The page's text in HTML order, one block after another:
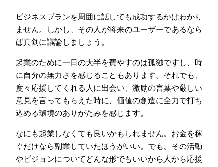
ビジネスプランを周囲に話しても成功するかはわかり
ません。しかし、その人が将来のユーザーであるなら
ば真剣に議論しましょう。
起業のために一日の大半を費やすのは孤独ですし、時
に自分の無力さを感じることもあります。それでも、
度々応援してくれる人に出会い、激励の言葉や厳しい
意見を言ってもらえた時に、価値の創造に全力で打ち
込める環境のありがたみを感じます。
なにも起業しなくても良いかもしれません。お金を稼
ぐだけなら副業していたほうがいい。でも、その活動
やビジョンについてどんな形でもいいから人から応援